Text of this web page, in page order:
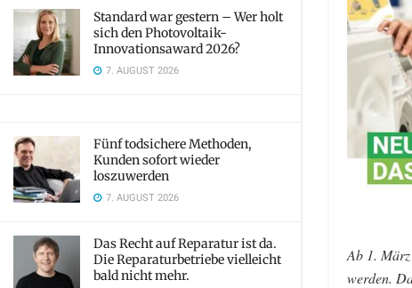
Standard war gestern – Wer holt
sich den Photovoltaik-
Innovationsaward 2026?
7. AUGUST 2026
Fünf todsichere Methoden,
Kunden sofort wieder
loszuwerden
7. AUGUST 2026
Das Recht auf Reparatur ist da.
Die Reparaturbetriebe vielleicht
bald nicht mehr.
Ab 1.
werden.